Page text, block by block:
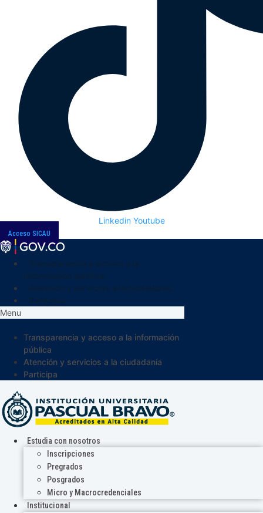
Linkedin Youtube
Acceso SICAU
Menu
Transparencia y acceso a la información
pública
Atención y servicios a la ciudadanía
Participa
Estudia con nosotros
Inscripciones
Pregrados
Posgrados
Micro y Macrocredenciales
Institucional